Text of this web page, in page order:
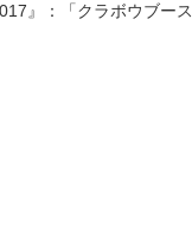
』：「クラボウブ